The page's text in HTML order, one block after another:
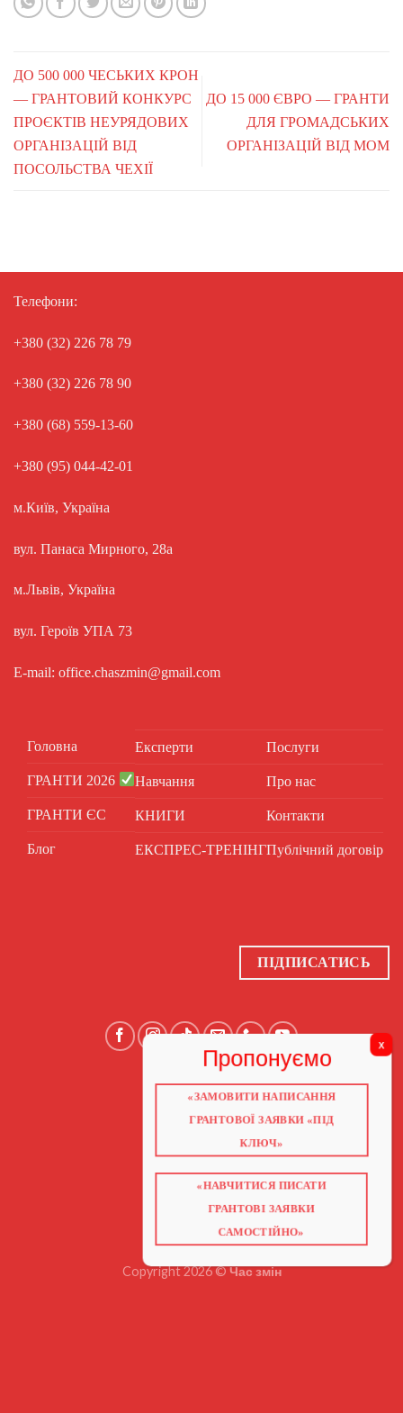
ДО 500 000 ЧЕСЬКИХ КРОН
— ГРАНТОВИЙ КОНКУРС
ПРОЄКТІВ НЕУРЯДОВИХ
ОРГАНІЗАЦІЙ ВІД
ПОСОЛЬСТВА ЧЕХІЇ
ДО 15 000 ЄВРО — ГРАНТИ
ДЛЯ ГРОМАДСЬКИХ
ОРГАНІЗАЦІЙ ВІД МОМ
Телефони:
+380 (32) 226 78 79
+380 (32) 226 78 90
+380 (68) 559-13-60
+380 (95) 044-42-01
м.Київ, Україна
вул. Панаса Мирного, 28а
м.Львів, Україна
вул. Героїв УПА 73
E-mail: office.chaszmin@gmail.com
Головна
ГРАНТИ 2026
ГРАНТИ ЄС
Блог
Експерти
Навчання
КНИГИ
ЕКСПРЕС-ТРЕНІНГ
Послуги
Про нас
Контакти
Публічний договір
ПІДПИСАТИСЬ
ГОЛОВНА
ГРАНТИ 2026
НАВЧАННЯ
КНИГИ
ВІДЕО ПРО ГРАНТИ
Copyright 2026 ©Час змін
«ЗАМОВИТИ НАПИСАННЯ
ГРАНТОВОЇ ЗАЯВКИ «ПІД
КЛЮЧ»
«НАВЧИТИСЯ ПИСАТИ
ГРАНТОВІ ЗАЯВКИ
САМОСТІЙНО»